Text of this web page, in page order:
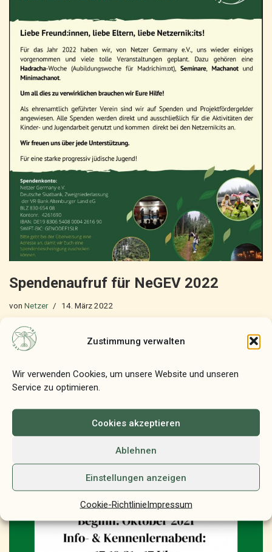
Zustimmung verwalten
Wir verwenden Cookies, um unsere Website und unseren
Service zu optimieren.
Cookies akzeptieren
Ablehnen
Einstellungen anzeigen
Cookie-RichtlinieImpressum
Spendenaufruf für NeGEV 2022
von Netzer 14. März 2022
Wir würden uns über jede Spende freuen, damit unser
wachsender, junger Verein weiter aufblühen kann und wir das